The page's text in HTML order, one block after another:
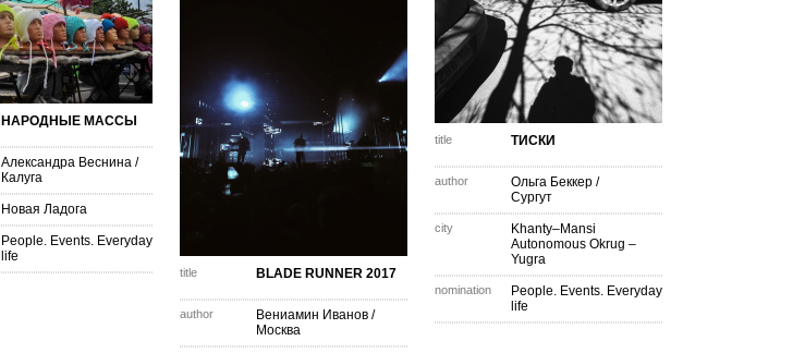
НАРОДНЫЕ МАССЫ
Александра Веснина /
Калуга
Новая Ладога
People. Events. Everyday
life
title BLADE RUNNER 2017
author Вениамин Иванов /
Москва
title ТИСКИ
author Ольга Беккер /
Сургут
city
Khanty–Mansi
Autonomous Okrug –
Yugra
nomination
People. Events. Everyday
life